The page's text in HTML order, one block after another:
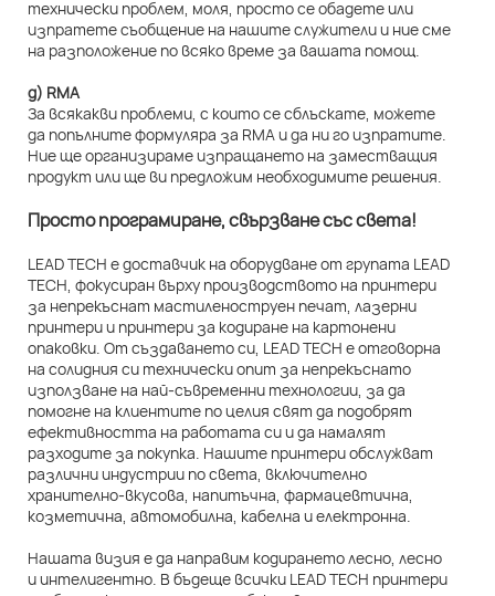
технически проблем, моля, просто се обадете или
изпратете съобщение на нашите служители и ние сме
на разположение по всяко време за вашата помощ.
д) RMA
За всякакви проблеми, с които се сблъскате, можете
да попълните формуляра за RMA и да ни го изпратите.
Ние ще организираме изпращането на заместващия
продукт или ще ви предложим необходимите решения.
Просто програмиране, свързване със света!
LEAD TECH е доставчик на оборудване от групата LEAD
TECH, фокусиран върху производството на принтери
за непрекъснат мастиленоструен печат, лазерни
принтери и принтери за кодиране на картонени
опаковки. От създаването си, LEAD TECH е отговорна
на солидния си технически опит за непрекъснато
използване на най-съвременни технологии, за да
помогне на клиентите по целия свят да подобрят
ефективността на работата си и да намалят
разходите за покупка. Нашите принтери обслужват
различни индустрии по света, включително
хранително-вкусова, напитъчна, фармацевтична,
козметична, автомобилна, кабелна и електронна.
Нашата визия е да направим кодирането лесно, лесно
и интелигентно. В бъдеще всички LEAD TECH принтери